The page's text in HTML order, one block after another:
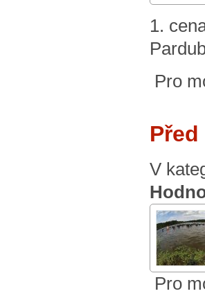
1.
Pro
V
Pro